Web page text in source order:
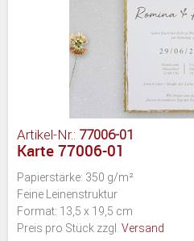
Artikel-Nr.: 77006-01
Karte 77006-01
Papierstärke: 350 g/m²
Feine Leinenstruktur
Format: 13,5 x 19,5 cm
Preis pro Stück zzgl. Versand